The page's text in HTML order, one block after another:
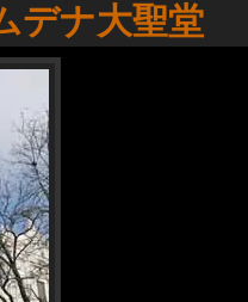
デナ大聖堂